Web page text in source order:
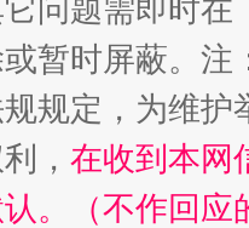
如何以
问题需即时在
暂时屏蔽。
规定，为维
， 在收到本网
。（不作回应